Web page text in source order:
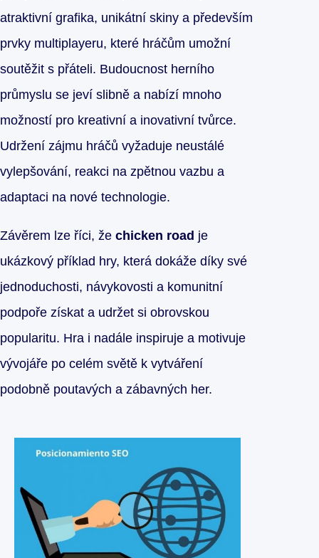
atraktivní grafika, unikátní skiny a především
prvky multiplayeru, které hráčům umožní
soutěžit s přáteli. Budoucnost herního
průmyslu se jeví slibně a nabízí mnoho
možností pro kreativní a inovativní tvůrce.
Udržení zájmu hráčů vyžaduje neustálé
vylepšování, reakci na zpětnou vazbu a
adaptaci na nové technologie.
Závěrem lze říci, že chicken road je
ukázkový příklad hry, která dokáže díky své
jednoduchosti, návykovosti a komunitní
podpoře získat a udržet si obrovskou
popularitu. Hra i nadále inspiruje a motivuje
vývojáře po celém světě k vytváření
podobně poutavých a zábavných her.